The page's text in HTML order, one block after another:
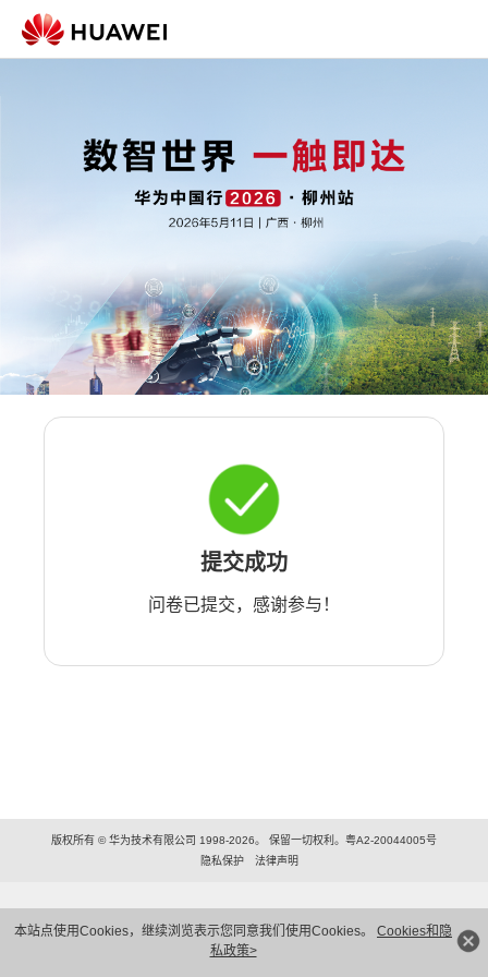
本站点使用Cookies，继续浏览表示您同意我们使用Cookies。 Cookies和隐
私政策>
提交成功
问卷已提交，感谢参与！
版权所有 © 华为技术有限公司 1998-2026。 保留一切权利。粤A2-20044005号
隐私保护
法律声明